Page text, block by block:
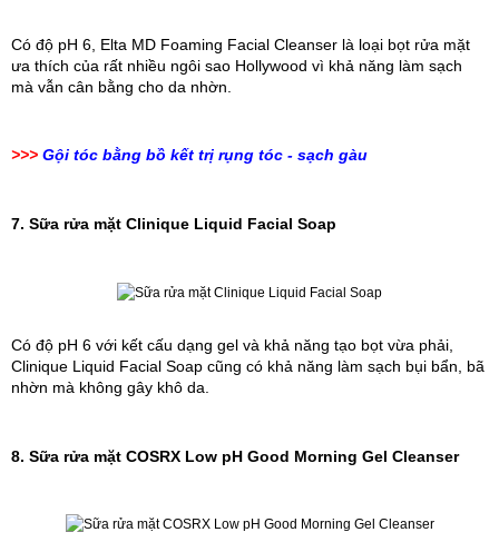
Có độ pH 6, Elta MD Foaming Facial Cleanser là loại bọt rửa mặt
ưa thích của rất nhiều ngôi sao Hollywood vì khả năng làm sạch
mà vẫn cân bằng cho da nhờn.
>>> Gội tóc bằng bồ kết trị rụng tóc - sạch gàu
7. Sữa rửa mặt Clinique Liquid Facial Soap
Có độ pH 6 với kết cấu dạng gel và khả năng tạo bọt vừa phải,
Clinique Liquid Facial Soap cũng có khả năng làm sạch bụi bẩn, bã
nhờn mà không gây khô da.
8. Sữa rửa mặt COSRX Low pH Good Morning Gel Cleanser